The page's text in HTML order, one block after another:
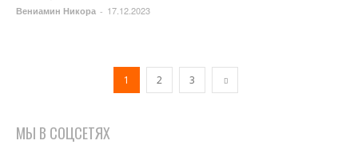
Вениамин Никора - 17.12.2023
1 2 3
МЫ В СОЦСЕТЯХ